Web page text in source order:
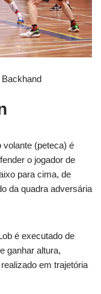
volante (peteca) é
o jogador de
para cima, de
da quadra adversária
é executado de
ganhar altura,
em trajetória